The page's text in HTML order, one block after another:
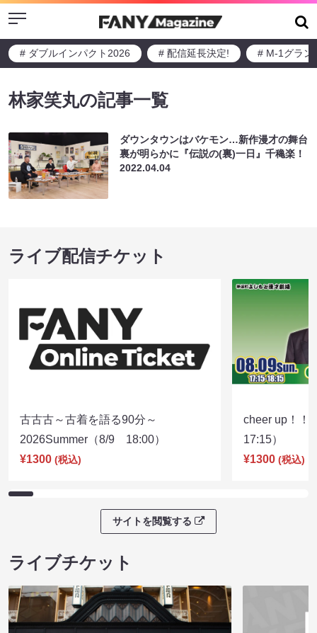
Menu
# ダブルインパクト2026 # 配信延長決定! # M-1グラン
林家笑丸の記事一覧
ダウンタウンはバケモン…新作漫才の舞台
裏が明らかに『伝説の(裏)一日』千穐楽！
2022.04.04
ライブ配信チケット
古古古～古着を語る90分～
2026Summer（8/9 18:00）
¥1300 (税込)
cheer up！
17:15）
¥1300 (税込)
サイトを閲覧する
ライブチケット